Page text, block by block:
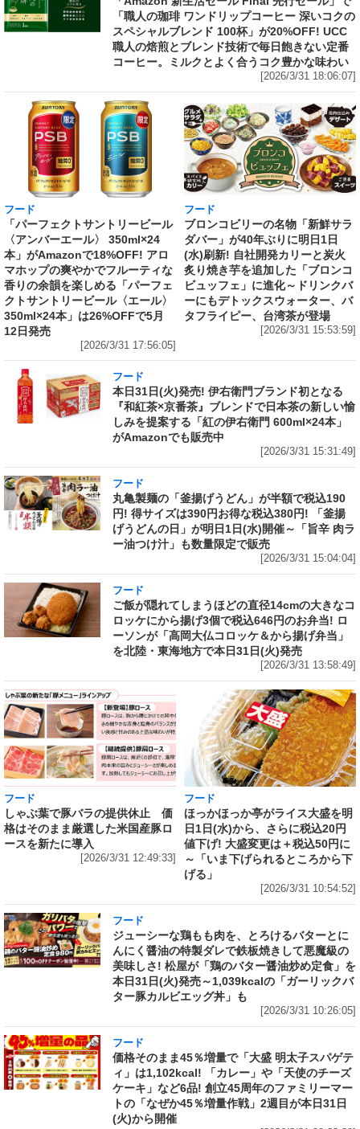
「職人の珈琲 ワンドリップコーヒー 深いコクの
スペシャルブレンド 100杯」が20%OFF! UCC
職人の焙煎とブレンド技術で毎日飽きない定番
コーヒー。ミルクとよく合うコク豊かな味わい
[2026/3/31 18:06:07]
フード
「パーフェクトサントリービール
〈アンバーエール〉 350ml×24
本」がAmazonで18%OFF! アロ
マホップの爽やかでフルーティな
香りの余韻を楽しめる「パーフェ
クトサントリービール〈エール〉
350ml×24本」は26%OFFで5月
12日発売
[2026/3/31 17:56:05]
フード
ブロンコビリーの名物「新鮮サラ
ダバー」が40年ぶりに明日1日
(水)刷新! 自社開発カリーと炭火
炙り焼き芋を追加した「ブロンコ
ビュッフェ」に進化～ドリンクバ
ーにもデトックスウォーター、バ
タフライピー、台湾茶が登場
[2026/3/31 15:53:59]
フード
本日31日(火)発売! 伊右衛門ブランド初となる
『和紅茶×京番茶』ブレンドで日本茶の新しい愉
しみを提案する「紅の伊右衛門 600ml×24本」
がAmazonでも販売中
[2026/3/31 15:31:49]
フード
丸亀製麺の「釜揚げうどん」が半額で税込190
円! 得サイズは390円お得な税込380円! 「釜揚
げうどんの日」が明日1日(水)開催～「旨辛 肉ラ
ー油つけ汁」も数量限定で販売
[2026/3/31 15:04:04]
フード
ご飯が隠れてしまうほどの直径14cmの大きなコ
ロッケにから揚げ3個で税込646円のお弁当! ロ
ーソンが「高岡大仏コロッケ＆から揚げ弁当」
を北陸・東海地方で本日31日(火)発売
[2026/3/31 13:58:49]
フード
しゃぶ葉で豚バラの提供休止 価
格はそのまま厳選した米国産豚ロ
ースを新たに導入
[2026/3/31 12:49:33]
フード
ほっかほっか亭がライス大盛を明
日1日(水)から、さらに税込20円
値下げ! 大盛変更は＋税込50円に
～「いま下げられるところから下
げる」
[2026/3/31 10:54:52]
フード
ジューシーな鶏もも肉を、とろけるバターとに
んにく醤油の特製ダレで鉄板焼きして悪魔級の
美味しさ! 松屋が「鶏のバター醤油炒め定食」を
本日31日(火)発売～1,039kcalの「ガーリックバ
ター豚カルビエッグ丼」も
[2026/3/31 10:26:05]
フード
価格そのまま45％増量で「大盛 明太子スパゲテ
ィ」は1,102kcal! 「カレー」や「天使のチーズ
ケーキ」など6品! 創立45周年のファミリーマー
トの「なぜか45％増量作戦」2週目が本日31日
(火)から開催